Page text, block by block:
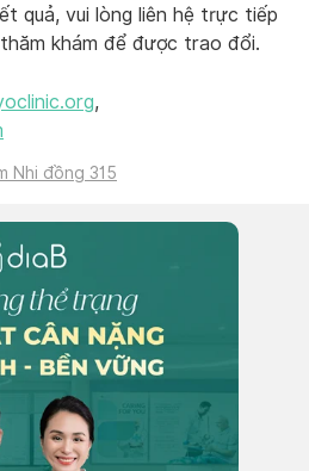
quả, vui lòng liên hệ trực tiếp
khám để được trao đổi.
,
Nhi đồng 315